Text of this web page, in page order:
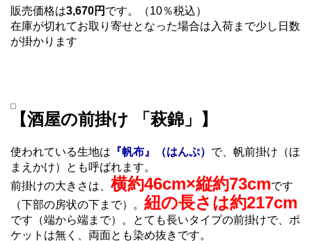
販売価格は3,670円 です。（10％税込）
在庫が切れてお取り寄せとなった場合は入荷まで少し日数
が掛かります
【酒屋の前掛け 「萩錦」】
使われている生地は 『帆布』（はんぷ） で、帆前掛け（ほ
まえかけ）とも呼ばれます。
前掛けの大きさは、 横約46cm×縦約73cmです
（下部の房状の下まで）。 紐の長さは約217cm
です（端から端まで）。とても長いタイプの前掛けで、ポ
ケットは無く、両面とも染め抜きです。